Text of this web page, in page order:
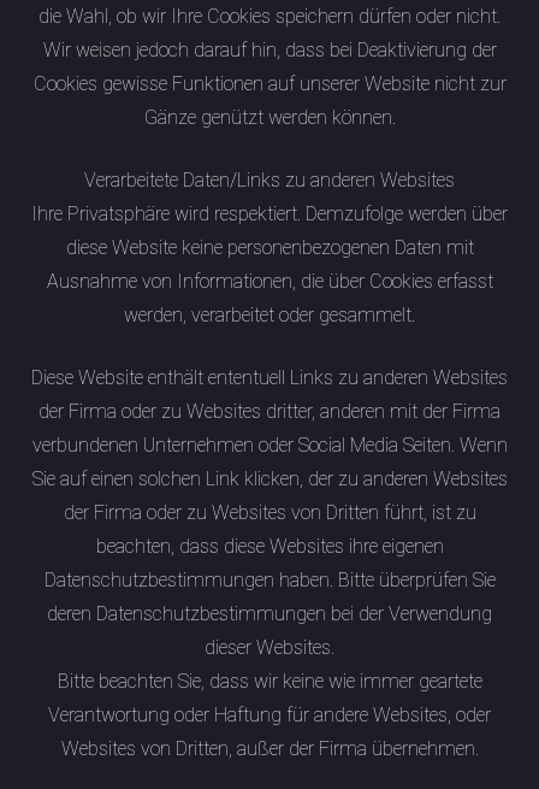
die Wahl, ob wir Ihre Cookies speichern dürfen oder nicht.
Wir weisen jedoch darauf hin, dass bei Deaktivierung der
Cookies gewisse Funktionen auf unserer Website nicht zur
Gänze genützt werden können.
Verarbeitete Daten/Links zu anderen Websites
Ihre Privatsphäre wird respektiert. Demzufolge werden über
diese Website keine personenbezogenen Daten mit
Ausnahme von Informationen, die über Cookies erfasst
werden, verarbeitet oder gesammelt.
Diese Website enthält ententuell Links zu anderen Websites
der Firma oder zu Websites dritter, anderen mit der Firma
verbundenen Unternehmen oder Social Media Seiten. Wenn
Sie auf einen solchen Link klicken, der zu anderen Websites
der Firma oder zu Websites von Dritten führt, ist zu
beachten, dass diese Websites ihre eigenen
Datenschutzbestimmungen haben. Bitte überprüfen Sie
deren Datenschutzbestimmungen bei der Verwendung
dieser Websites.
Bitte beachten Sie, dass wir keine wie immer geartete
Verantwortung oder Haftung für andere Websites, oder
Websites von Dritten, außer der Firma übernehmen.